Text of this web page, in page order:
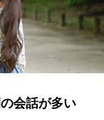
会話が多い